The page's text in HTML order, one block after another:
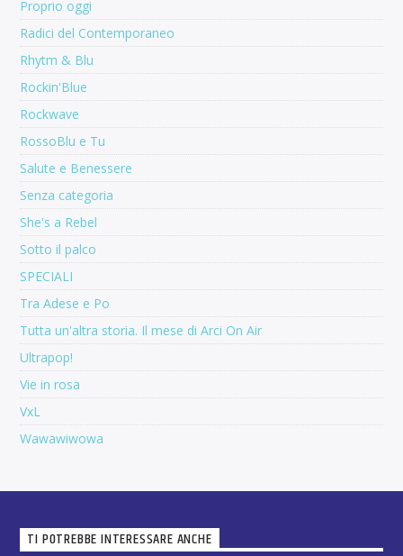
Proprio oggi
Radici del Contemporaneo
Rhytm & Blu
Rockin'Blue
Rockwave
RossoBlu e Tu
Salute e Benessere
Senza categoria
She's a Rebel
Sotto il palco
SPECIALI
Tra Adese e Po
Tutta un'altra storia. Il mese di Arci On Air
Ultrapop!
Vie in rosa
VxL
Wawawiwowa
TI POTREBBE INTERESSARE ANCHE